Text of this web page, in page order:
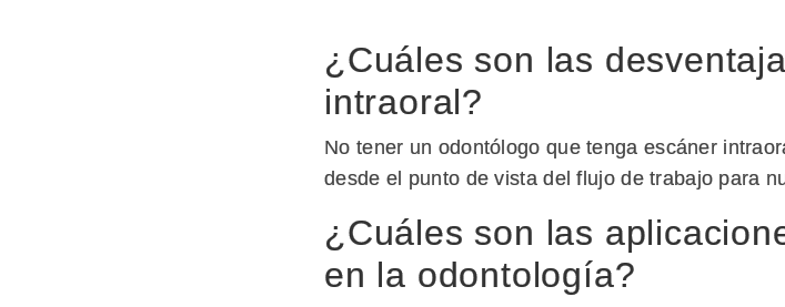
¿Cuáles son las
intraoral?
No tener un odontólogo que tenga escáner
desde el punto de vista del flujo de trabajo para
¿Cuáles son las
en la odontología?